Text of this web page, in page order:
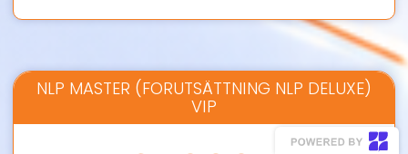
NLP MASTER (FORUTSÄTTNING NLP DELUXE)
VIP